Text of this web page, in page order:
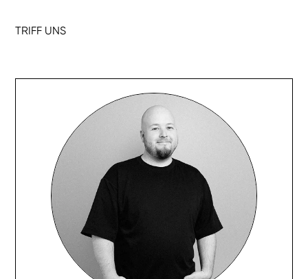
TRIFF UNS